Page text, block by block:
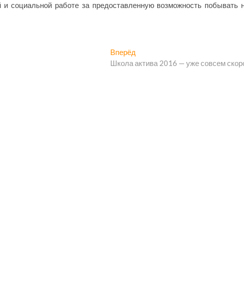
социальной работе за предоставленную возможность побывать
Вперёд
запись:
Школа актива 2016 — уже совсем